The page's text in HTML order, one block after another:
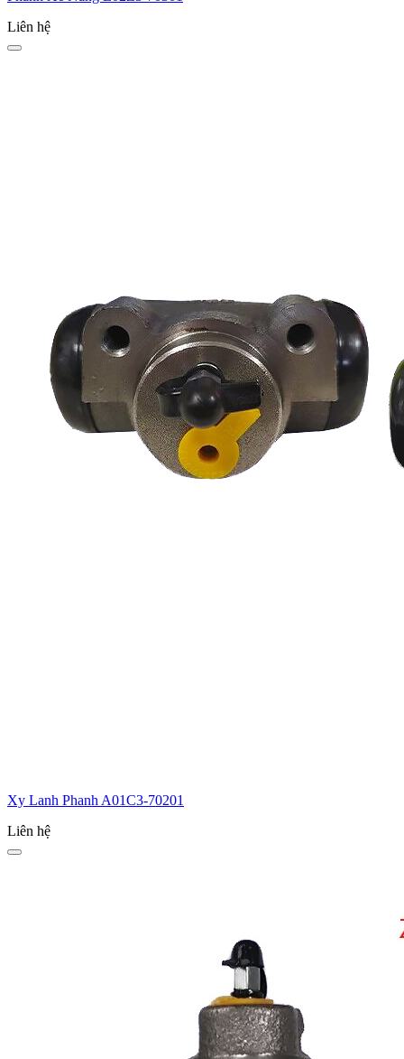
Liên hệ
Xy Lanh Phanh A01C3-70201
Liên hệ